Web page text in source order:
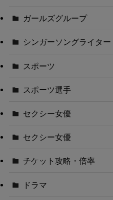
ガールズグループ
シンガーソングライター
スポーツ
スポーツ選手
セクシー女優
セクシー女優
チケット攻略・倍率
ドラマ